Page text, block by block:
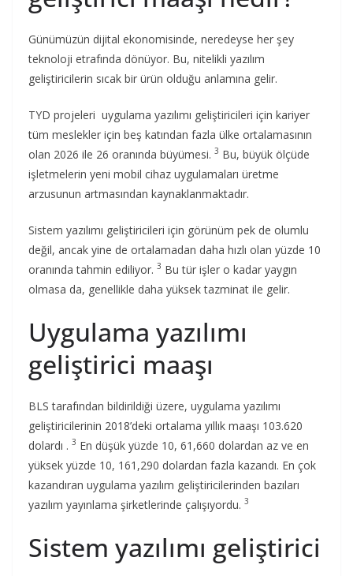
Günümüzün dijital ekonomisinde, neredeyse her şey
teknoloji etrafında dönüyor. Bu, nitelikli yazılım
geliştiricilerin sıcak bir ürün olduğu anlamına gelir.
TYD projeleri uygulama yazılımı geliştiricileri için kariyer
tüm meslekler için beş katından fazla ülke ortalamasının
olan 2026 ile 26 oranında büyümesi. 3 Bu, büyük ölçüde
işletmelerin yeni mobil cihaz uygulamaları üretme
arzusunun artmasından kaynaklanmaktadır.
Sistem yazılımı geliştiricileri için görünüm pek de olumlu
değil, ancak yine de ortalamadan daha hızlı olan yüzde 10
oranında tahmin ediliyor. 3 Bu tür işler o kadar yaygın
olmasa da, genellikle daha yüksek tazminat ile gelir.
Uygulama yazılımı
geliştirici maaşı
BLS tarafından bildirildiği üzere, uygulama yazılımı
geliştiricilerinin 2018’deki ortalama yıllık maaşı 103.620
dolardı . 3 En düşük yüzde 10, 61,660 dolardan az ve en
yüksek yüzde 10, 161,290 dolardan fazla kazandı. En çok
kazandıran uygulama yazılım geliştiricilerinden bazıları
yazılım yayınlama şirketlerinde çalışıyordu. 3
Sistem yazılımı geliştirici